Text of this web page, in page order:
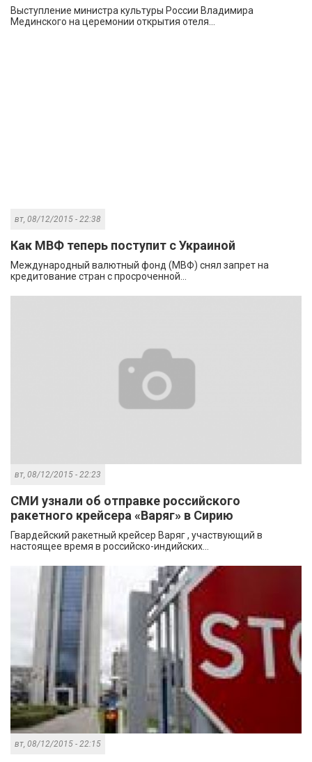
Выступление министра культуры России Владимира
Мединского на церемонии открытия отеля...
вт, 08/12/2015 - 22:38
Как МВФ теперь поступит с Украиной
Международный валютный фонд (МВФ) снял запрет на
кредитование стран с просроченной...
вт, 08/12/2015 - 22:23
СМИ узнали об отправке российского
ракетного крейсера «Варяг» в Сирию
Гвардейский ракетный крейсер Варяг , участвующий в
настоящее время в российско-индийских...
вт, 08/12/2015 - 22:15